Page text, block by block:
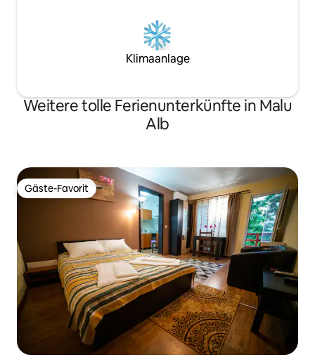
Klimaanlage
Weitere tolle Ferienunterkünfte in Malu
Alb
Gäste-Favorit
Gäste-Favorit